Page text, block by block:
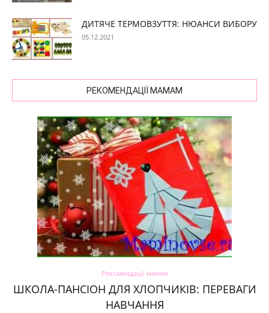
ДИТЯЧЕ ТЕРМОВЗУТТЯ: НЮАНСИ ВИБОРУ
05.12.2021
РЕКОМЕНДАЦІЇ МАМАМ
Рекомендації мамам
ШКОЛА-ПАНСІОН ДЛЯ ХЛОПЧИКІВ: ПЕРЕВАГИ
НАВЧАННЯ